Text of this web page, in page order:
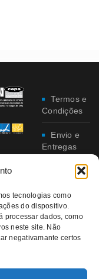
tecnologias como
do dispositivo.
processar dados, como
neste site. Não
negativamante certos
Termos e
Condições
Envio e
Entregas
Trocas e
Política
de
Privacidade
da